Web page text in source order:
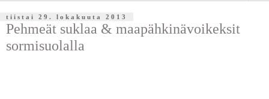
tiistai 29. lokakuuta 2013
Pehmeät suklaa & maapähkinävoikeksit
sormisuolalla